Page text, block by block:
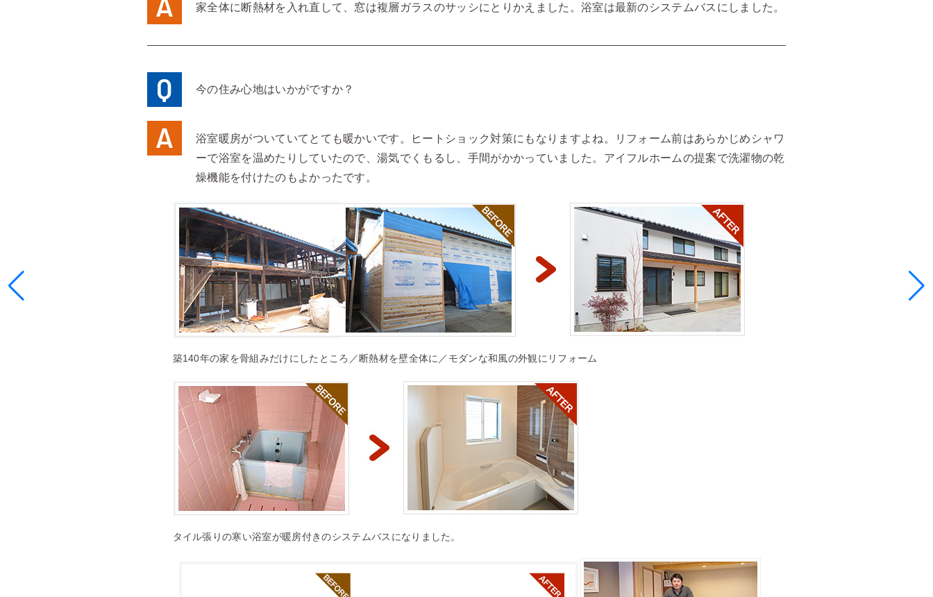
家全体に断熱材を入れ直して、窓は複層ガラスのサッシにとりかえました。浴室は最新のシステムバスにしました。
今の住み心地はいかがですか？
浴室暖房がついていてとても暖かいです。ヒートショック対策にもなりますよね。リフォーム前はあらかじめシャワ
ーで浴室を温めたりしていたので、湯気でくもるし、手間がかかっていました。アイフルホームの提案で洗濯物の乾
燥機能を付けたのもよかったです。
築140年の家を骨組みだけにしたところ／断熱材を壁全体に／モダンな和風の外観にリフォーム
タイル張りの寒い浴室が暖房付きのシステムバスになりました。